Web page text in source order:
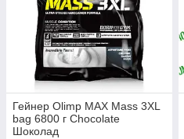
Гейнер Olimp MAX Mass 3XL
bag 6800 г Chocolate
Шоколад